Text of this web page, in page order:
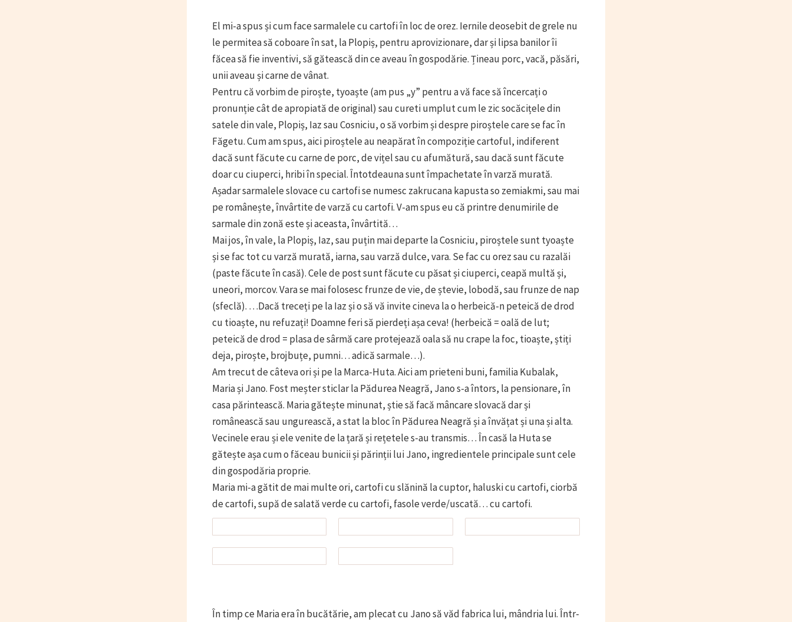
El mi-a spus și cum face sarmalele cu cartofi în loc de orez. Iernile deosebit de grele nu
le permitea să coboare în sat, la Plopiș, pentru aprovizionare, dar și lipsa banilor îi
făcea să fie inventivi, să gătească din ce aveau în gospodărie. Țineau porc, vacă, păsări,
unii aveau și carne de vânat.
Pentru că vorbim de piroște, tyoaște (am pus „y” pentru a vă face să încercați o
pronunție cât de apropiată de original) sau cureti umplut cum le zic socăcițele din
satele din vale, Plopiș, Iaz sau Cosniciu, o să vorbim și despre piroștele care se fac în
Făgetu. Cum am spus, aici piroștele au neapărat în compoziție cartoful, indiferent
dacă sunt făcute cu carne de porc, de vițel sau cu afumătură, sau dacă sunt făcute
doar cu ciuperci, hribi în special. Întotdeauna sunt împachetate în varză murată.
Așadar sarmalele slovace cu cartofi se numesc zakrucana kapusta so zemiakmi, sau mai
pe românește, învârtite de varză cu cartofi. V-am spus eu că printre denumirile de
sarmale din zonă este și aceasta, învârtită…
Mai jos, în vale, la Plopiș, Iaz, sau puțin mai departe la Cosniciu, piroștele sunt tyoaște
și se fac tot cu varză murată, iarna, sau varză dulce, vara. Se fac cu orez sau cu razalăi
(paste făcute în casă). Cele de post sunt făcute cu păsat și ciuperci, ceapă multă și,
uneori, morcov. Vara se mai folosesc frunze de vie, de ștevie, lobodă, sau frunze de nap
(sfeclă). …Dacă treceți pe la Iaz și o să vă invite cineva la o herbeică-n peteică de drod
cu tioaște, nu refuzați! Doamne feri să pierdeți așa ceva! (herbeică = oală de lut;
peteică de drod = plasa de sârmă care protejează oala să nu crape la foc, tioaște, știți
deja, piroște, brojbuțe, pumni… adică sarmale…).
Am trecut de câteva ori și pe la Marca-Huta. Aici am prieteni buni, familia Kubalak,
Maria și Jano. Fost meșter sticlar la Pădurea Neagră, Jano s-a întors, la pensionare, în
casa părintească. Maria gătește minunat, știe să facă mâncare slovacă dar și
românească sau ungurească, a stat la bloc în Pădurea Neagră și a învățat și una și alta.
Vecinele erau și ele venite de la țară și rețetele s-au transmis… În casă la Huta se
gătește așa cum o făceau bunicii și părinții lui Jano, ingredientele principale sunt cele
din gospodăria proprie.
Maria mi-a gătit de mai multe ori, cartofi cu slănină la cuptor, haluski cu cartofi, ciorbă
de cartofi, supă de salată verde cu cartofi, fasole verde/uscată… cu cartofi.
În timp ce Maria era în bucătărie, am plecat cu Jano să văd fabrica lui, mândria lui. Într-